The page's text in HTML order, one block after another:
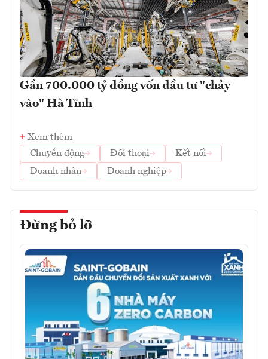
Gần 700.000 tỷ đồng vốn đầu tư "chảy
vào" Hà Tĩnh
Xem thêm
Chuyển động
Đối thoại
Kết nối
Doanh nhân
Doanh nghiệp
Đừng bỏ lỡ